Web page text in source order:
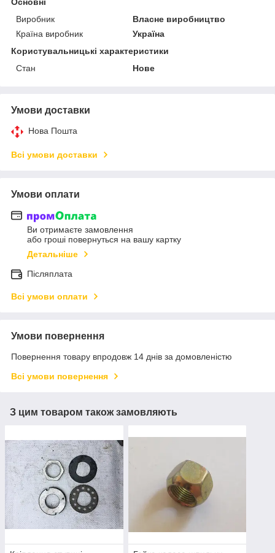
Виробник
Власне виробництво
Країна виробник
Україна
Користувальницькі характеристики
Стан
Нове
Умови доставки
Нова Пошта
Всі умови доставки
Умови оплати
Ви отримаєте замовлення
або гроші повернуться на вашу картку
Детальніше
Післяплата
Всі умови оплати
Умови повернення
Повернення товару впродовж 14 днів за домовленістю
Всі умови повернення
З цим товаром також замовляють